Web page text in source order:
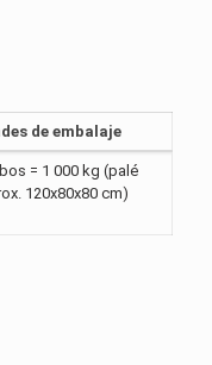
de embalaje
= 1 000 kg (palé
120x80x80 cm)